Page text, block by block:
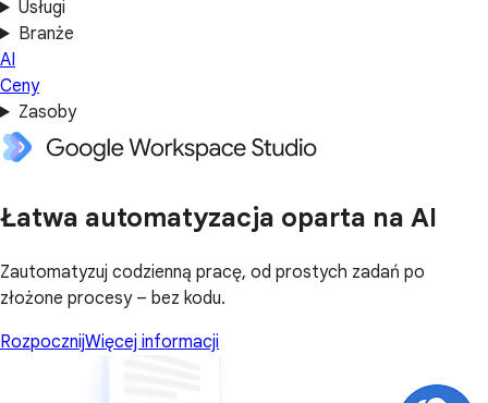
Usługi
Branże
AI
Ceny
Zasoby
Łatwa automatyzacja oparta na AI
Zautomatyzuj codzienną pracę, od prostych zadań po
złożone procesy – bez kodu.
RozpocznijWięcej informacji